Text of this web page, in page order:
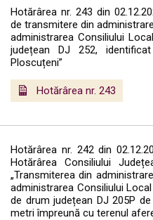
Hotărârea nr. 243 din
de transmitere din
administrarea Consiliului
județean DJ 252,
Ploscuțeni”
Hotărârea nr. 243
Hotărârea nr. 242 din
Hotărârea Consiliului
„Transmiterea din
administrarea Consiliului
de drum județean DJ 205P
metri împreună cu terenul